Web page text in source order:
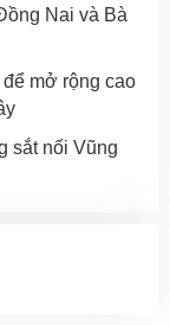
Nai và Bà
mở rộng cao
sắt nối Vũng